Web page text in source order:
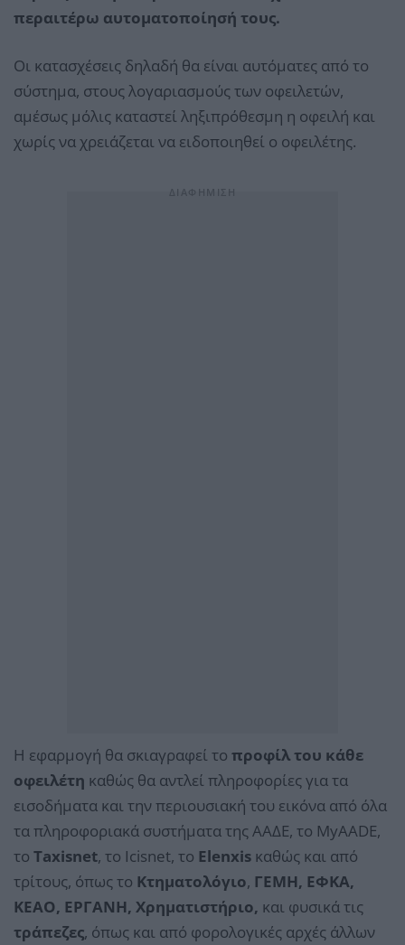
περαιτέρω αυτοματοποίησή τους.
Οι κατασχέσεις δηλαδή θα είναι αυτόματες από το
σύστημα, στους λογαριασμούς των οφειλετών,
αμέσως μόλις καταστεί ληξιπρόθεσμη η οφειλή και
χωρίς να χρειάζεται να ειδοποιηθεί ο οφειλέτης.
Η εφαρμογή θα σκιαγραφεί το προφίλ του κάθε
οφειλέτη καθώς θα αντλεί πληροφορίες για τα
εισοδήματα και την περιουσιακή του εικόνα από όλα
τα πληροφοριακά συστήματα της ΑΑΔΕ, το MyAADE,
το Taxisnet, το Icisnet, το Elenxis καθώς και από
τρίτους, όπως το Κτηματολόγιο, ΓΕΜΗ, ΕΦΚΑ,
ΚΕΑΟ, ΕΡΓΑΝΗ, Χρηματιστήριο, και φυσικά τις
τράπεζες, όπως και από φορολογικές αρχές άλλων